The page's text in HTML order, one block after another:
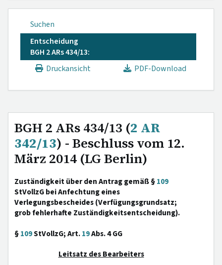
Suchen
Entscheidung
BGH 2 ARs 434/13:
Druckansicht
PDF-Download
BGH 2 ARs 434/13 (2 AR
342/13) - Beschluss vom 12.
März 2014 (LG Berlin)
Zuständigkeit über den Antrag gemäß §109
StVollzG bei Anfechtung eines
Verlegungsbescheides (Verfügungsgrundsatz;
grob fehlerhafte Zuständigkeitsentscheidung).
§109StVollzG; Art.19Abs. 4 GG
Leitsatz des Bearbeiters